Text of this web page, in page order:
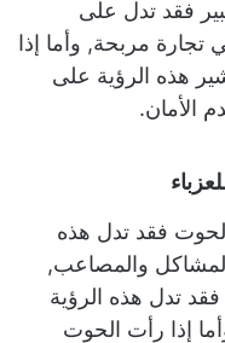
فقد تدل على
تجارة مربحة, وأما إذا
هذه الرؤية على
الأمان.
الحوت فقد تدل هذه
والمصاعب,
تدل هذه الرؤية
إذا رأت الحوت